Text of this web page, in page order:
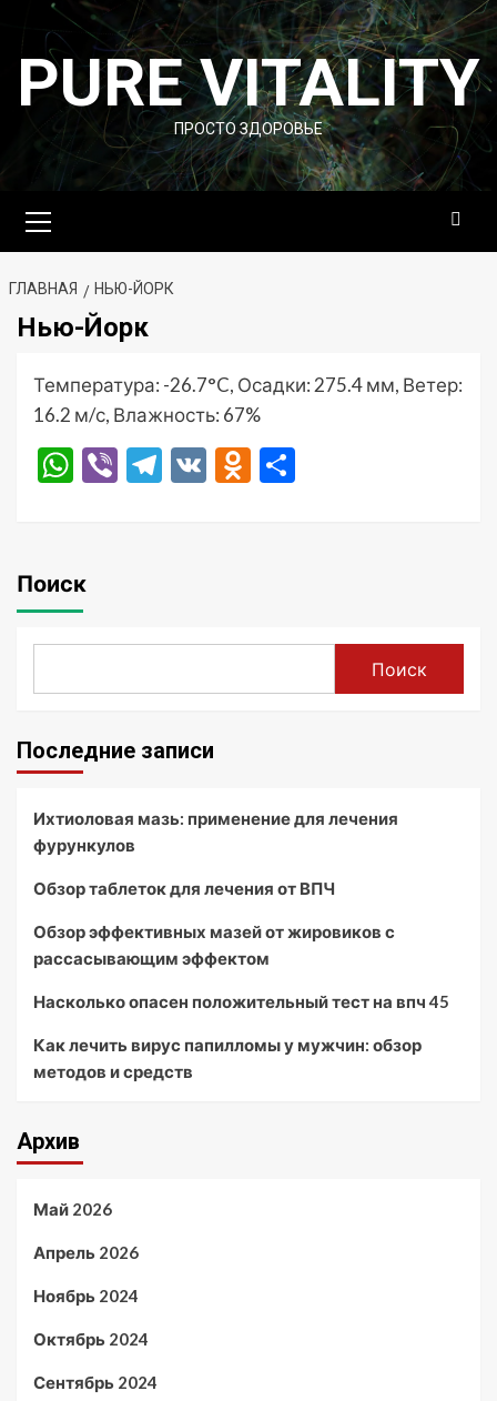
Перейти
содержимому
PURE VITALITY
ПРОСТО ЗДОРОВЬЕ
меню
ГЛАВНАЯ НЬЮ-ЙОРК
Нью-Йорк
Температура: -26.7°C, Осадки: 275.4 мм, Ветер:
16.2 м/с, Влажность: 67%
WhatsApp
ViberTelegram
VK Odnoklassniki
Поиск
Поиск
Последние записи
Ихтиоловая мазь: применение для лечения
фурункулов
Обзор таблеток для лечения от ВПЧ
Обзор эффективных мазей от жировиков с
рассасывающим эффектом
Насколько опасен положительный тест на впч 45
Как лечить вирус папилломы у мужчин: обзор
методов и средств
Архив
Май 2026
Апрель 2026
Ноябрь 2024
Октябрь 2024
Сентябрь 2024